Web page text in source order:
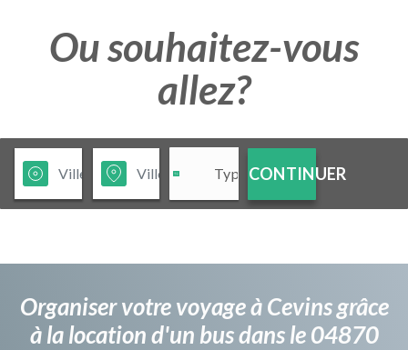
Ou souhaitez-vous
allez?
CONTINUER
Organiser votre voyage à Cevins grâce
à la location d'un bus dans le 04870